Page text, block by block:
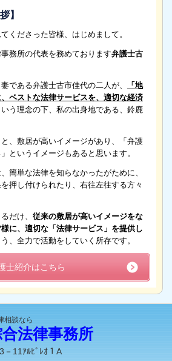
】
くださった皆様、はじめまして。
務所の代表を務めております弁護士古
である弁護士古市佳代の二人が、
「地
ベストな法律サービスを、適切な経済
いう理念の下、私の出身地である、鈴鹿
、敷居が高いイメージがあり、「弁護
というイメージもあると思います。
簡単な法律を知らなかったがために、
押し付けられたり、右往左往する方々
だけ、 従来の敷居が高いイメージをな
に、適切な「法律サービス」を提供し
、全力で活動をしていく所存です。
士紹介はこちら
相談なら
法律事務所
11ｱﾙﾋﾞﾚｵ１A